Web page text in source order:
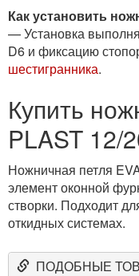
Как установить
— Установка
D6 и фиксацию
шестигранника.
Купить
PLAST 12/
Ножничная петля
элемент оконной
створки. Подходит
откидных системах.
ПОДОБНЫЕ